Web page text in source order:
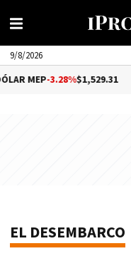
9/8/2026
MEP-3.28%$1,529.31
EL DESEMBARCO